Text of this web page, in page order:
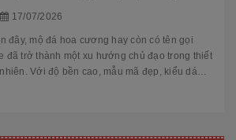
17/07/2026
đây, mộ đá hoa cương hay còn có tên gọi
đã trở thành một xu hướng chủ đạo trong thiết
Với độ bền cao, mẫu mã đẹp, kiểu dáng